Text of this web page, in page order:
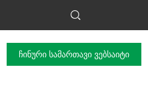
ჩინური სამართავი ვებსაიტი